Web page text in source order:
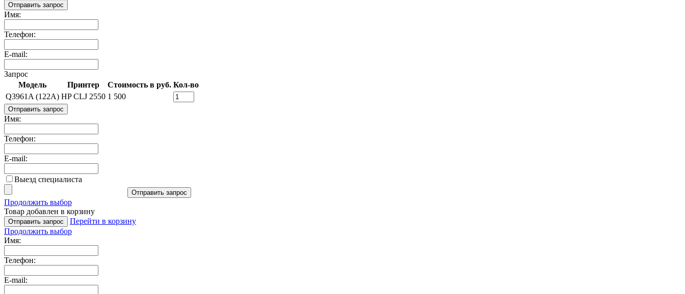
Отправить запрос
Имя:
Телефон:
E-mail:
Запрос
Модель
Принтер Стоимость в руб. Кол-во
Q3961A (122A) HP CLJ 2550 1 500
Отправить запрос
Имя:
Телефон:
E-mail:
Выезд специалиста
Отправить запрос
Продолжить выбор
Товар добавлен в корзину
Отправить запрос
Перейти в корзину
Продолжить выбор
Имя:
Телефон:
E-mail: